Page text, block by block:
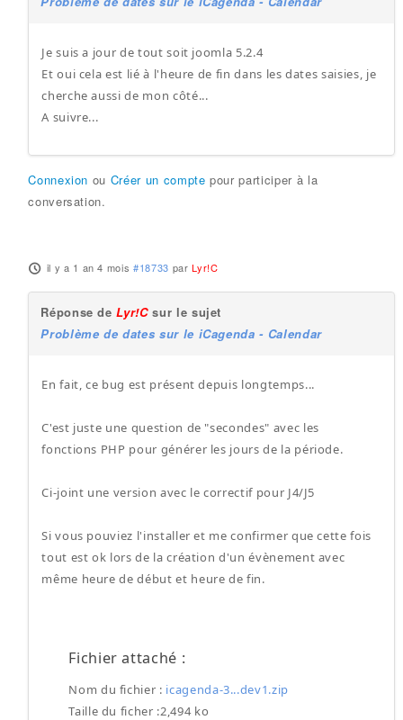
Je suis a jour de tout soit joomla 5.2.4
Et oui cela est lié à l'heure de fin dans les dates saisies, je
cherche aussi de mon côté...
A suivre...
Connexion ou Créer un compte pour participer à la
conversation.
il y a 1 an 4 mois #18733 parLyr!C
Réponse deLyr!Csur le sujet
Problème de dates sur le iCagenda - Calendar
En fait, ce bug est présent depuis longtemps...
C'est juste une question de "secondes" avec les
fonctions PHP pour générer les jours de la période.
Ci-joint une version avec le correctif pour J4/J5
Si vous pouviez l'installer et me confirmer que cette fois
tout est ok lors de la création d'un évènement avec
même heure de début et heure de fin.
Fichier attaché :
Nom du fichier : icagenda-3...dev1.zip
Taille du ficher :2,494 ko